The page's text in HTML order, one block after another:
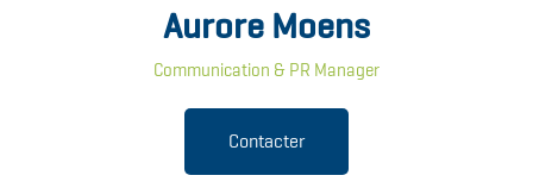
Aurore Moens
Communication & PR Manager
Contacter